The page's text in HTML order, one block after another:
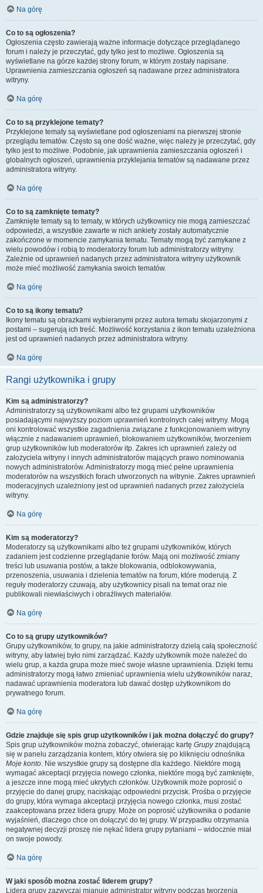
Na górę
Co to są ogłoszenia?
Ogłoszenia często zawierają ważne informacje dotyczące przeglądanego
forum i należy je przeczytać, gdy tylko jest to możliwe. Ogłoszenia są
wyświetlane na górze każdej strony forum, w którym zostały napisane.
Uprawnienia zamieszczania ogłoszeń są nadawane przez administratora
witryny.
Na górę
Co to są przyklejone tematy?
Przyklejone tematy są wyświetlane pod ogłoszeniami na pierwszej stronie
przeglądu tematów. Często są one dość ważne, więc należy je przeczytać, gdy
tylko jest to możliwe. Podobnie, jak uprawnienia zamieszczania ogłoszeń i
globalnych ogłoszeń, uprawnienia przyklejania tematów są nadawane przez
administratora witryny.
Na górę
Co to są zamknięte tematy?
Zamknięte tematy są to tematy, w których użytkownicy nie mogą zamieszczać
odpowiedzi, a wszystkie zawarte w nich ankiety zostały automatycznie
zakończone w momencie zamykania tematu. Tematy mogą być zamykane z
wielu powodów i robią to moderatorzy forum lub administratorzy witryny.
Zależnie od uprawnień nadanych przez administratora witryny użytkownik
może mieć możliwość zamykania swoich tematów.
Na górę
Co to są ikony tematu?
Ikony tematu są obrazkami wybieranymi przez autora tematu skojarzonymi z
postami – sugerują ich treść. Możliwość korzystania z ikon tematu uzależniona
jest od uprawnień nadanych przez administratora witryny.
Na górę
Rangi użytkownika i grupy
Kim są administratorzy?
Administratorzy są użytkownikami albo też grupami użytkowników
posiadającymi najwyższy poziom uprawnień kontrolnych całej witryny. Mogą
oni kontrolować wszystkie zagadnienia związane z funkcjonowaniem witryny
włącznie z nadawaniem uprawnień, blokowaniem użytkowników, tworzeniem
grup użytkowników lub moderatorów itp. Zakres ich uprawnień zależy od
założyciela witryny i innych administratorów mających prawo nominowania
nowych administratorów. Administratorzy mogą mieć pełne uprawnienia
moderatorów na wszystkich forach utworzonych na witrynie. Zakres uprawnień
moderacyjnych uzależniony jest od uprawnień nadanych przez założyciela
witryny.
Na górę
Kim są moderatorzy?
Moderatorzy są użytkownikami albo też grupami użytkowników, których
zadaniem jest codzienne przeglądanie forów. Mają oni możliwość zmiany
treści lub usuwania postów, a także blokowania, odblokowywania,
przenoszenia, usuwania i dzielenia tematów na forum, które moderują. Z
reguły moderatorzy czuwają, aby użytkownicy pisali na temat oraz nie
publikowali niewłaściwych i obraźliwych materiałów.
Na górę
Co to są grupy użytkowników?
Grupy użytkowników, to grupy, na jakie administratorzy dzielą całą społeczność
witryny, aby łatwiej było nimi zarządzać. Każdy użytkownik może należeć do
wielu grup, a każda grupa może mieć swoje własne uprawnienia. Dzięki temu
administratorzy mogą łatwo zmieniać uprawnienia wielu użytkowników naraz,
nadawać uprawnienia moderatora lub dawać dostęp użytkownikom do
prywatnego forum.
Na górę
Gdzie znajduje się spis grup użytkowników i jak można dołączyć do grupy?
Spis grup użytkowników można zobaczyć, otwierając kartę Grupyznajdującą
się w panelu zarządzania kontem, który otwiera się po kliknięciu odnośnika
Moje konto. Nie wszystkie grupy są dostępne dla każdego. Niektóre mogą
wymagać akceptacji przyjęcia nowego członka, niektóre mogą być zamknięte,
a jeszcze inne mogą mieć ukrytych członków. Użytkownik może poprosić o
przyjęcie do danej grupy, naciskając odpowiedni przycisk. Prośba o przyjęcie
do grupy, która wymaga akceptacji przyjęcia nowego członka, musi zostać
zaakceptowana przez lidera grupy. Może on poprosić użytkownika o podanie
wyjaśnień, dlaczego chce on dołączyć do tej grupy. W przypadku otrzymania
negatywnej decyzji proszę nie nękać lidera grupy pytaniami – widocznie miał
on swoje powody.
Na górę
W jaki sposób można zostać liderem grupy?
Lidera grupy zazwyczaj mianuje administrator witryny podczas tworzenia